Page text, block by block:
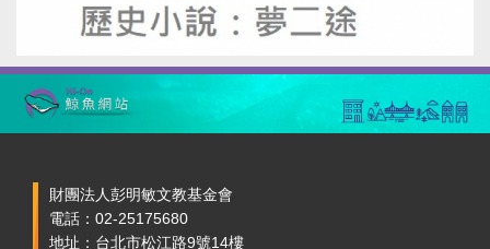
財團法人彭明敏文教基金會
電話：02-25175680
地址：台北市松江路9號14樓